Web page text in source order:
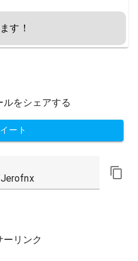
す！
ルをシェアする
ート
ーリンク